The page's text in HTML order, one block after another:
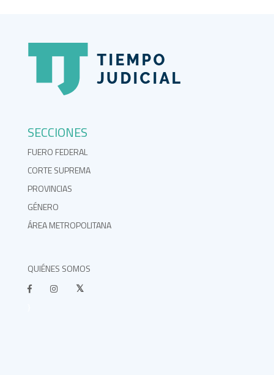
SECCIONES
FUERO FEDERAL
CORTE SUPREMA
PROVINCIAS
GÉNERO
ÁREA METROPOLITANA
QUIÉNES SOMOS